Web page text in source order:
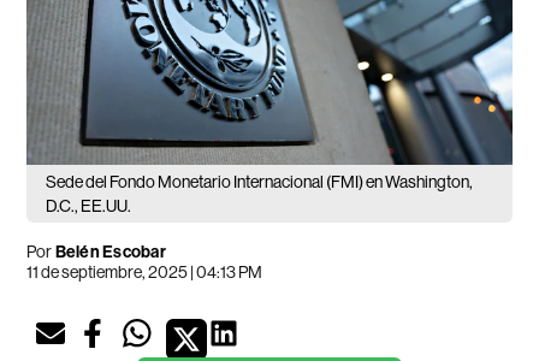
Sede del Fondo Monetario Internacional (FMI) en Washington,
D.C., EE.UU.
PorBelén Escobar
11 de septiembre, 2025 | 04:13 PM